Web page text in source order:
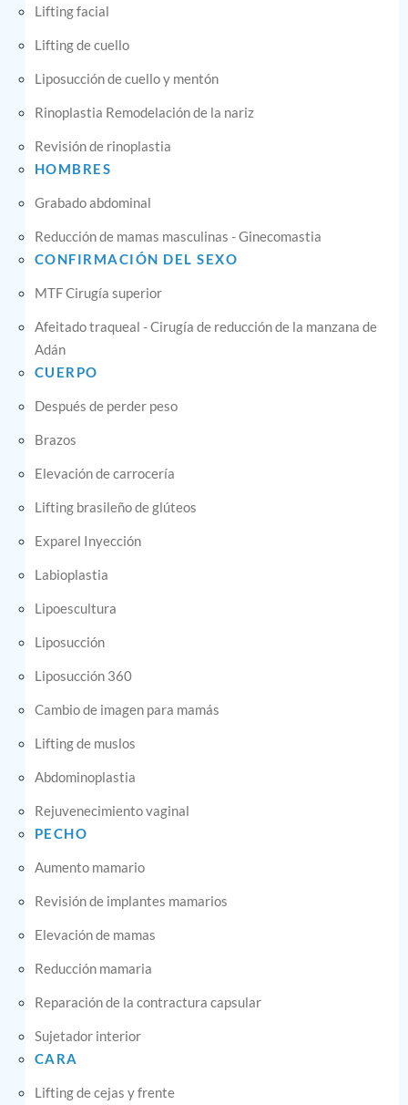
Lifting facial
Lifting de cuello
Liposucción de cuello y mentón
Rinoplastia Remodelación de la nariz
Revisión de rinoplastia
HOMBRES
Grabado abdominal
Reducción de mamas masculinas - Ginecomastia
CONFIRMACIÓN DEL SEXO
MTF Cirugía superior
Afeitado traqueal - Cirugía de reducción de la manzana de
Adán
CUERPO
Después de perder peso
Brazos
Elevación de carrocería
Lifting brasileño de glúteos
Exparel Inyección
Labioplastia
Lipoescultura
Liposucción
Liposucción 360
Cambio de imagen para mamás
Lifting de muslos
Abdominoplastia
Rejuvenecimiento vaginal
PECHO
Aumento mamario
Revisión de implantes mamarios
Elevación de mamas
Reducción mamaria
Reparación de la contractura capsular
Sujetador interior
CARA
Lifting de cejas y frente